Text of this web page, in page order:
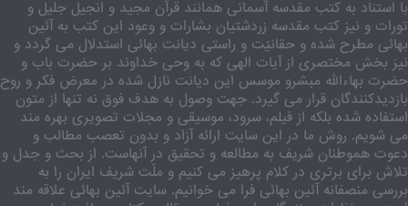
با استناد به کتب مقدسه آسمانی همانند قرآن مجید و انجیل جلیل و
تورات و نیز کتب مقدسه زردشتیان بشارات و وعود این کتب به آئین
بهائی مطرح شده و حقانیّت و راستی دیانت بهائی استدلال می گردد و
نیز بخش مختصری از آیات الهی که به وحی خداوند بر حضرت باب و
حضرت بهاءالله مبشرو موسس این دیانت نازل شده در معرض فکر و روح
بازدیدکنندگان قرار می گیرد. جهت وصول به هدف فوق نه تنها از متون
استفاده شده بلکه از فیلم، سرود، موسیقی و مجلات تصویری بهره مند
می شویم. روش ما در این سایت ارائه آزاد و بدون تعصب مطالب و
دعوت هموطنان شریف به مطالعه و تحقیق در آنهاست. از بحث و جدل و
تلاش برای برتری در کلام پرهیز می کنیم و ملّت شریف ایران را به
بررسی منصفانه آئین بهائی فرا می خوانیم. سایت آئین بهائی علاقه مند